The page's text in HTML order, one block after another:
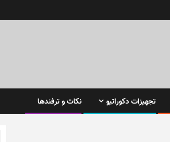
تجهیزات دکوراتیو
نکات و ترفندها